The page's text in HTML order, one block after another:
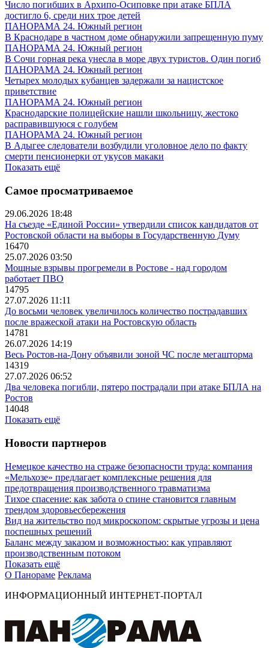
Число погибших в Архипо-Осиповке при атаке БПЛА
достигло 6, среди них трое детей
ПАНОРАМА 24. Южный регион
В Краснодаре в частном доме обнаружили запрещенную пуму
ПАНОРАМА 24. Южный регион
В Сочи горная река унесла в море двух туристов. Один погиб
ПАНОРАМА 24. Южный регион
Четырех молодых кубанцев задержали за нацистское
приветствие
ПАНОРАМА 24. Южный регион
Краснодарские полицейские нашли школьницу, жестоко
расправившуюся с голубем
ПАНОРАМА 24. Южный регион
В Адыгее следователи возбудили уголовное дело по факту
смерти пенсионерки от укусов макаки
Показать ещё
Самое просматриваемое
29.06.2026 18:48
На съезде «Единой России» утвердили список кандидатов от
Ростовской области на выборы в Государственную Думу
16470
25.07.2026 03:50
Мощные взрывы прогремели в Ростове - над городом
работает ПВО
14795
27.07.2026 11:11
До восьми человек увеличилось количество пострадавших
после вражеской атаки на Ростовскую область
14781
26.07.2026 14:19
Весь Ростов-на-Дону объявили зоной ЧС после мегашторма
14319
27.07.2026 06:52
Два человека погибли, пятеро пострадали при атаке БПЛА на
Ростов
14048
Показать ещё
Новости партнеров
Немецкое качество на страже безопасности труда: компания
«Мельхозе» предлагает комплексные решения для
предотвращения производственного травматизма
Тихое спасение: как забота о спине становится главным
трендом здоровьесбережения
Вид на жительство под микроскопом: скрытые угрозы и цена
поспешных решений
Баланс между заказом и возможностью: как управляют
производственным потоком
Показать ещё
О Панораме Реклама
ИНФОРМАЦИОННЫЙ ИНТЕРНЕТ-ПОРТАЛ